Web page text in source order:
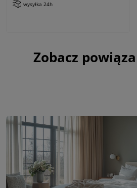
wysyłka 24h
Zobacz